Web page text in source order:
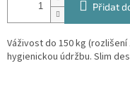
Přidat
Váživost do 150 kg
hygienickou údržbu. Slim